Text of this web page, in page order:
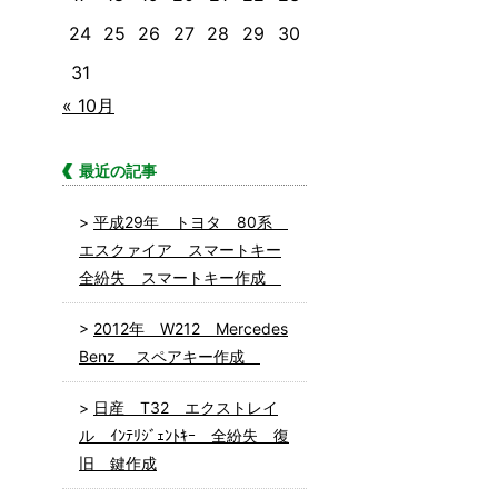
24 25 26 27 28 29
30
31
« 10月
最近の記事
平成29年 トヨタ 80系
エスクァイア スマートキー
全紛失 スマートキー作成
2012年 W212 Mercedes
Benz スペアキー作成
日産 T32 エクストレイ
ル ｲﾝﾃﾘｼﾞｪﾝﾄｷｰ 全紛失 復
旧 鍵作成